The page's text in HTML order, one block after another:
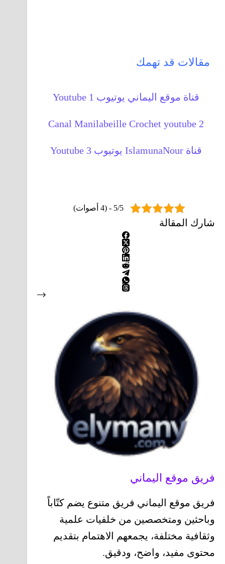
مقالات قد تهمك
قناة موقع اليماني يوتيوب 1 Youtube
Canal Manilabeille Crochet youtube 2
قناة IslamunaNour يوتيوب 3 Youtube
5/5 - (4 أصوات)
شارك المقالة
فريق موقع اليماني
فريق موقع اليماني فريق متنوع يضم كتّاباً
وباحثين ومتخصصين من خلفيات علمية
وثقافية مختلفة، يجمعهم الاهتمام بتقديم
محتوى مفيد، واضح، ودقيق.